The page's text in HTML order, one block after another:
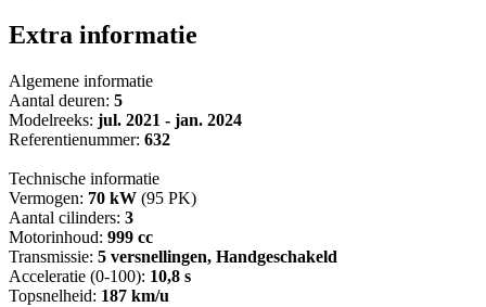
Extra informatie
Algemene informatie
Aantal deuren: 5
Modelreeks: jul. 2021 - jan. 2024
Referentienummer: 632
Technische informatie
Vermogen: 70 kW (95 PK)
Aantal cilinders: 3
Motorinhoud: 999 cc
Transmissie: 5 versnellingen, Handgeschakeld
Acceleratie (0-100): 10,8 s
Topsnelheid: 187 km/u